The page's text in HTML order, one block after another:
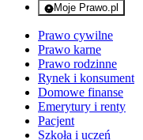
Moje Prawo.pl
- rejestracja i
Prawo cywilne
Prawo karne
Prawo rodzinne
Rynek i konsument
Domowe finanse
Emerytury i renty
Pacjent
Szkoła i uczeń